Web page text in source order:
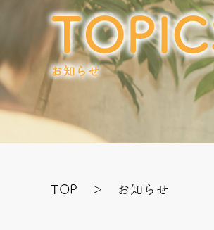
お知らせ
TOP ＞ お知らせ